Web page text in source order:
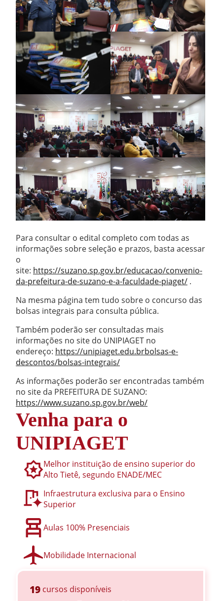
Para consultar o edital completo com todas as
informações sobre seleção e prazos, basta acessar
o
site: https://suzano.sp.gov.br/educacao/convenio-
da-prefeitura-de-suzano-e-a-faculdade-piaget/ .
Na mesma página tem tudo sobre o concurso das
bolsas integrais para consulta pública.
Também poderão ser consultadas mais
informações no site do UNIPIAGET no
endereço: https://unipiaget.edu.brbolsas-e-
descontos/bolsas-integrais/
As informações poderão ser encontradas também
no site da PREFEITURA DE SUZANO:
https://www.suzano.sp.gov.br/web/
Venha para o
UNIPIAGET
Melhor instituição de ensino superior do
Alto Tietê, segundo ENADE/MEC
Infraestrutura exclusiva para o Ensino
Superior
Aulas 100% Presenciais
Mobilidade Internacional
19 cursos disponíveis